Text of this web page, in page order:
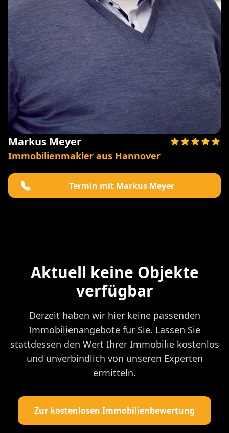
Markus Meyer
Immobilienmakler aus Hannover
Termin mit Markus Meyer
Aktuell keine Objekte
verfügbar
Derzeit haben wir hier keine passenden
Immobilienangebote für Sie. Lassen Sie
stattdessen den Wert Ihrer Immobilie kostenlos
und unverbindlich von unseren Experten
ermitteln.
Zur kostenlosen Immobilienbewertung